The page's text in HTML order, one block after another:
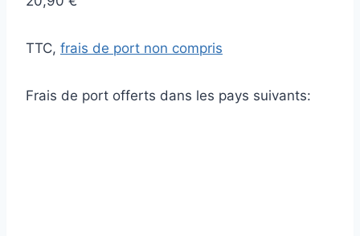
TTC, frais de port non compris
Frais de port offerts dans les pays suivants: